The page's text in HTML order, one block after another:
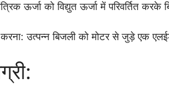
ऊर्जा को विद्युत ऊर्जा में परिवर्तित करके
उत्पन्न बिजली को मोटर से जुड़े एक